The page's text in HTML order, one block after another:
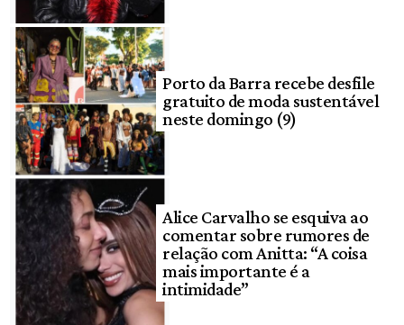
Porto da Barra recebe desfile
gratuito de moda sustentável
neste domingo (9)
Alice Carvalho se esquiva ao
comentar sobre rumores de
relação com Anitta: “A coisa
mais importante é a
intimidade”